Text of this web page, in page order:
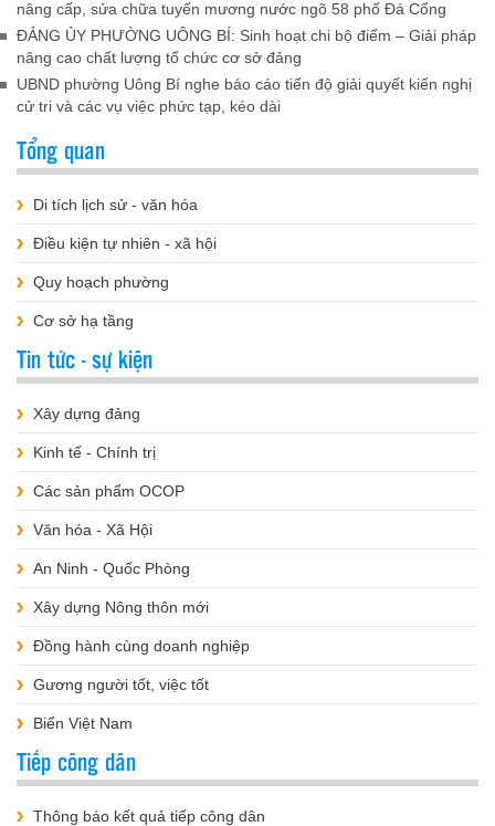
nâng cấp, sửa chữa tuyến mương nước ngõ 58 phố Đá Cổng
ĐẢNG ỦY PHƯỜNG UÔNG BÍ: Sinh hoạt chi bộ điểm – Giải pháp
nâng cao chất lượng tổ chức cơ sở đảng
UBND phường Uông Bí nghe báo cáo tiến độ giải quyết kiến nghị
cử tri và các vụ việc phức tạp, kéo dài
Tổng quan
Di tích lịch sử - văn hóa
Điều kiện tự nhiên - xã hội
Quy hoạch phường
Cơ sở hạ tầng
Tin tức - sự kiện
Xây dựng đảng
Kinh tế - Chính trị
Các sản phẩm OCOP
Văn hóa - Xã Hội
An Ninh - Quốc Phòng
Xây dựng Nông thôn mới
Đồng hành cùng doanh nghiệp
Gương người tốt, việc tốt
Biển Việt Nam
Tiếp công dân
Thông báo kết quả tiếp công dân